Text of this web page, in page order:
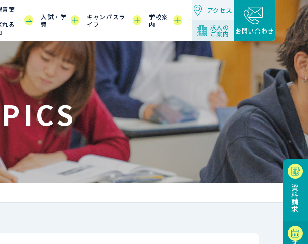
青葉
れる
入試・学
費
キャンパスラ
イフ
学校案
内
アクセス
求人の
ご案内 お問い合わせ
資料請求